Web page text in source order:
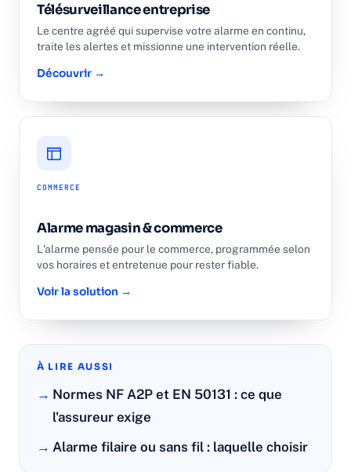
Télésurveillance entreprise
Le centre agréé qui supervise votre alarme en continu,
traite les alertes et missionne une intervention réelle.
Découvrir →
COMMERCE
Alarme magasin & commerce
L'alarme pensée pour le commerce, programmée selon
vos horaires et entretenue pour rester fiable.
Voir la solution →
À LIRE AUSSI
Normes NF A2P et EN 50131 : ce que
l'assureur exige
Alarme filaire ou sans fil : laquelle choisir